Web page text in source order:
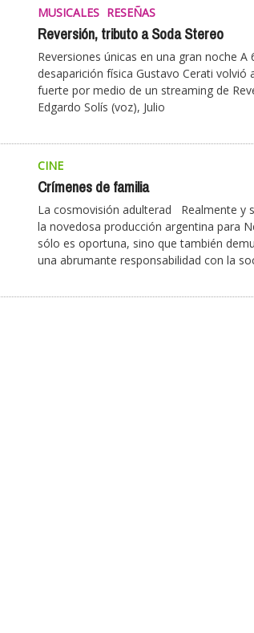
MUSICALES RESEÑAS
Reversión, tributo a Soda Stereo
Reversiones únicas en una gran noche A
desaparición física Gustavo Cerati volvió
fuerte por medio de un streaming de
Edgardo Solís (voz), Julio
CINE
Crímenes de familia
La cosmovisión adulterad Realmente y
la novedosa producción argentina para
sólo es oportuna, sino que también
una abrumante responsabilidad con la